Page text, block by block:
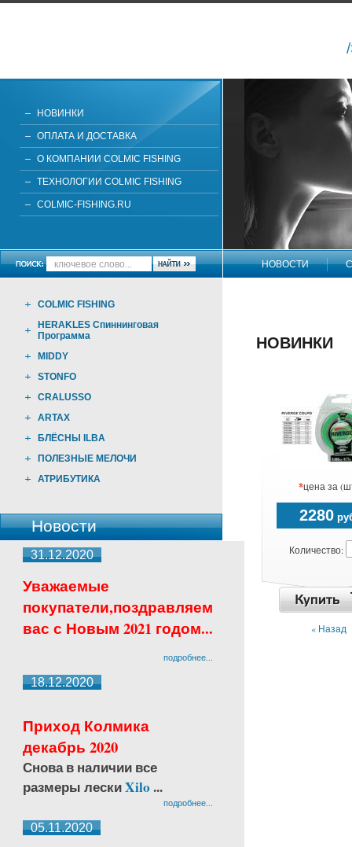
НОВИНКИ
ОПЛАТА И ДОСТАВКА
О КОМПАНИИ COLMIC FISHING
ТЕХНОЛОГИИ COLMIC FISHING
COLMIC-FISHING.RU
COLMIC FISHING
HERAKLES Спиннинговая
Программа
MIDDY
STONFO
CRALUSSO
ARTAX
БЛЁСНЫ ILBA
ПОЛЕЗНЫЕ МЕЛОЧИ
АТРИБУТИКА
Новости
31.12.2020
Уважаемые
покупатели,поздравляем
вас с Новым 2021 годом...
подробнее...
18.12.2020
Приход Колмика
декабрь 2020
Снова в наличии все
размеры лескиXilo...
подробнее...
05.11.2020
НОВОСТИ
НОВИНКИ
*цена за
2280
Количество:
« Назад